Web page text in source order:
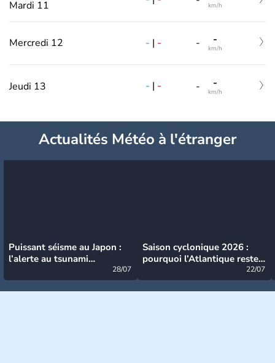
Mardi 11
km/h
Mercredi 12 - | - - -
km/h
Jeudi 13 - | - - -
km/h
Actualités Météo à l'étranger
Puissant séisme au Japon :
l’alerte au tsunami
28/07
Saison cyclonique 2026 :
pourquoi l’Atlantique reste
22/07